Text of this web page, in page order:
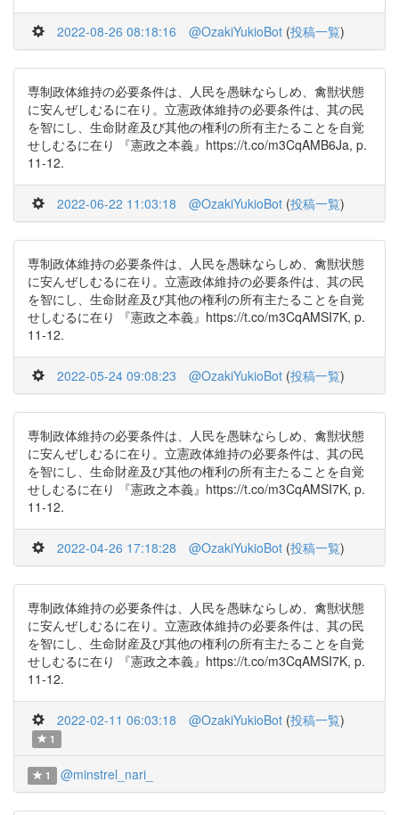
2022-08-26 08:18:16 @OzakiYukioBot (投稿一覧)
専制政体維持の必要条件は、人民を愚昧ならしめ、禽獣状態
に安んぜしむるに在り。立憲政体維持の必要条件は、其の民
を智にし、生命財産及び其他の権利の所有主たることを自覚
せしむるに在り 『憲政之本義』https://t.co/m3CqAMB6Ja, p.
11-12.
2022-06-22 11:03:18 @OzakiYukioBot (投稿一覧)
専制政体維持の必要条件は、人民を愚昧ならしめ、禽獣状態
に安んぜしむるに在り。立憲政体維持の必要条件は、其の民
を智にし、生命財産及び其他の権利の所有主たることを自覚
せしむるに在り 『憲政之本義』https://t.co/m3CqAMSI7K, p.
11-12.
2022-05-24 09:08:23 @OzakiYukioBot (投稿一覧)
専制政体維持の必要条件は、人民を愚昧ならしめ、禽獣状態
に安んぜしむるに在り。立憲政体維持の必要条件は、其の民
を智にし、生命財産及び其他の権利の所有主たることを自覚
せしむるに在り 『憲政之本義』https://t.co/m3CqAMSI7K, p.
11-12.
2022-04-26 17:18:28 @OzakiYukioBot (投稿一覧)
専制政体維持の必要条件は、人民を愚昧ならしめ、禽獣状態
に安んぜしむるに在り。立憲政体維持の必要条件は、其の民
を智にし、生命財産及び其他の権利の所有主たることを自覚
せしむるに在り 『憲政之本義』https://t.co/m3CqAMSI7K, p.
11-12.
2022-02-11 06:03:18 @OzakiYukioBot (投稿一覧)
1
1 @minstrel_nari_